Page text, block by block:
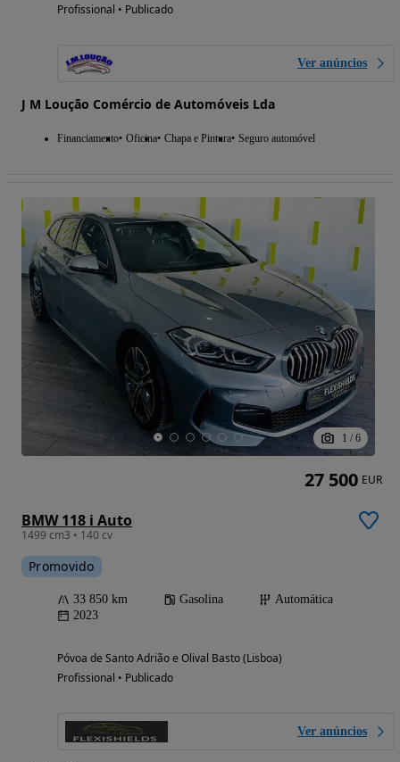
Profissional • Publicado
Ver anúncios
J M Loução Comércio de Automóveis Lda
Financiamento Oficina Chapa e Pintura Seguro automóvel
1 / 6
BMW 118 i Auto
1499 cm3 • 140 cv
Promovido
33 850 km Gasolina
Automática
2023
Póvoa de Santo Adrião e Olival Basto (Lisboa)
Profissional • Publicado
Ver anúncios
27 500 EUR